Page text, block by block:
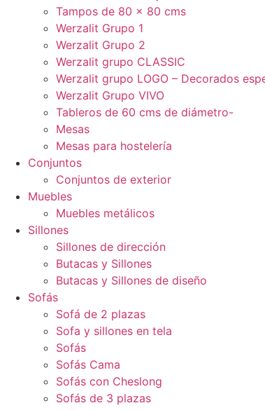
Tampos de 80 x 80 cms
Werzalit Grupo 1
Werzalit Grupo 2
Werzalit grupo CLASSIC
Werzalit grupo LOGO – Decorados
Werzalit Grupo VIVO
Tableros de 60 cms de diámetro-
Mesas
Mesas para hostelería
Conjuntos
Conjuntos de exterior
Muebles
Muebles metálicos
Sillones
Sillones de dirección
Butacas y Sillones
Butacas y Sillones de diseño
Sofás
Sofá de 2 plazas
Sofa y sillones en tela
Sofás
Sofás Cama
Sofás con Cheslong
Sofás de 3 plazas